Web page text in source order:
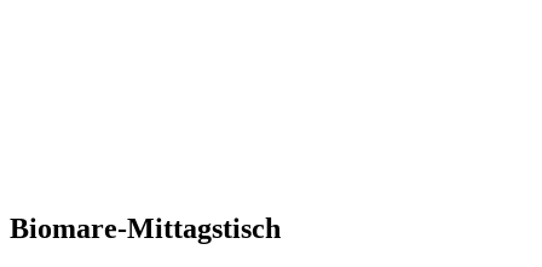
Biomare-Mittagstisch